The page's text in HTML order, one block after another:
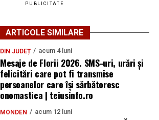
PUBLICITATE
ARTICOLE SIMILARE
DIN JUDEȚ acum 4 luni
Mesaje de Florii 2026. SMS-uri, urări și
felicitări care pot fi transmise
persoanelor care îşi sărbătoresc
onomastica | teiusinfo.ro
MONDEN acum 12 luni